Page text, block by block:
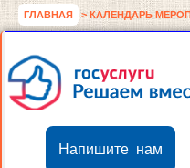
ГЛАВНАЯ > КАЛЕНДАРЬ
Напишите нам